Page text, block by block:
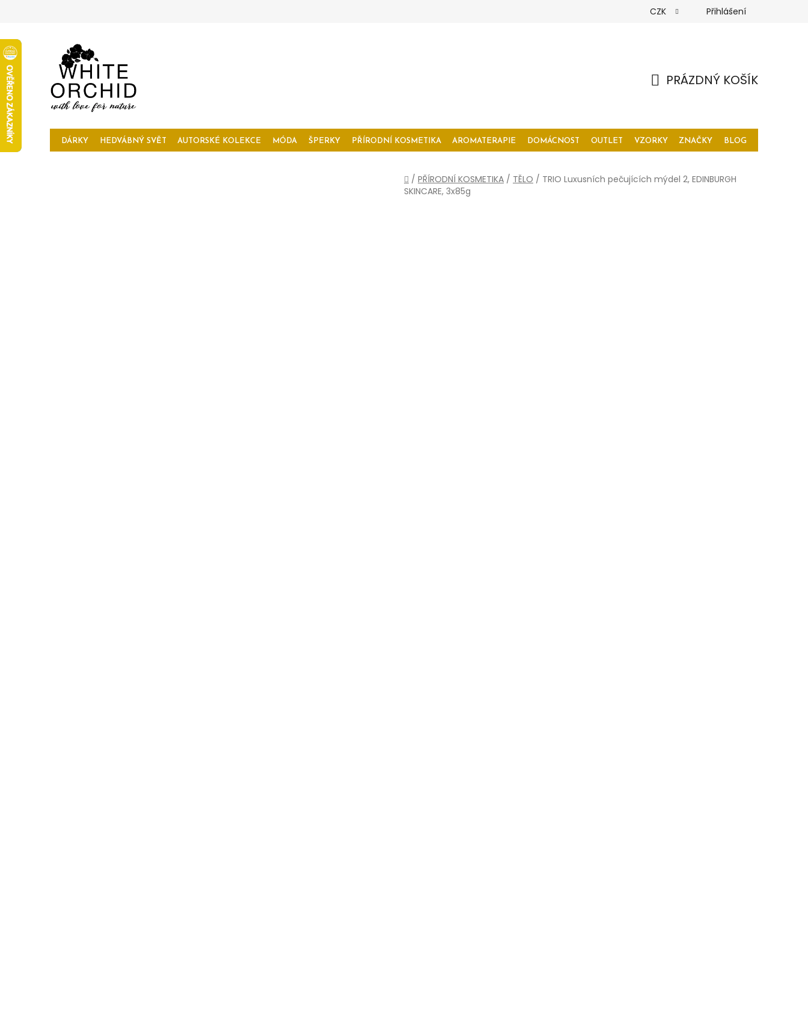
CZK Přihlášení
PRÁZDNÝ KOŠÍK
DÁRKY HEDVÁBNÝ SVĚT AUTORSKÉ KOLEKCE MÓDA ŠPERKY PŘÍRODNÍ KOSMETIKA AROMATERAPIE DOMÁCNOST OUTLET VZORKY ZNAČKY BLOG
Domů
/ PŘÍRODNÍ KOSMETIKA / TĚLO / TRIO Luxusních pečujících mýdel 2, EDINBURGH
SKINCARE, 3x85g